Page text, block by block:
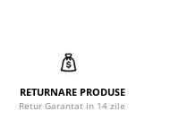
RETURNARE PRODUSE
Retur Garantat in 14 zile